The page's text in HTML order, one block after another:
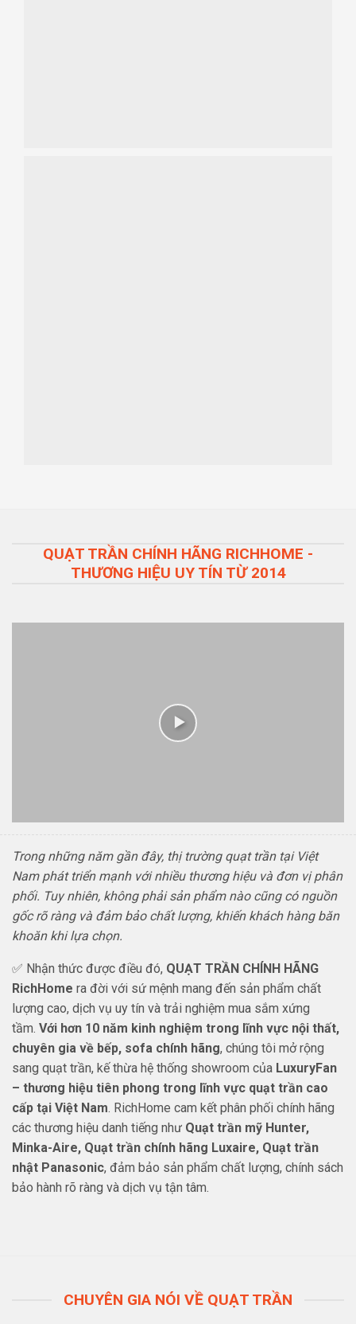
QUẠT TRẦN CHÍNH HÃNG RICHHOME -
THƯƠNG HIỆU UY TÍN TỪ 2014
Trong những năm gần đây, thị trường quạt trần tại Việt
Nam phát triển mạnh với nhiều thương hiệu và đơn vị phân
phối. Tuy nhiên, không phải sản phẩm nào cũng có nguồn
gốc rõ ràng và đảm bảo chất lượng, khiến khách hàng băn
khoăn khi lựa chọn.
✅ Nhận thức được điều đó, QUẠT TRẦN CHÍNH HÃNG
RichHome ra đời với sứ mệnh mang đến sản phẩm chất
lượng cao, dịch vụ uy tín và trải nghiệm mua sắm xứng
tầm. Với hơn 10 năm kinh nghiệm trong lĩnh vực nội thất,
chuyên gia về bếp, sofa chính hãng, chúng tôi mở rộng
sang quạt trần, kế thừa hệ thống showroom của LuxuryFan
– thương hiệu tiên phong trong lĩnh vực quạt trần cao
cấp tại Việt Nam. RichHome cam kết phân phối chính hãng
các thương hiệu danh tiếng như Quạt trần mỹ Hunter,
Minka-Aire, Quạt trần chính hãng Luxaire, Quạt trần
nhật Panasonic, đảm bảo sản phẩm chất lượng, chính sách
bảo hành rõ ràng và dịch vụ tận tâm.
CHUYÊN GIA NÓI VỀ QUẠT TRẦN